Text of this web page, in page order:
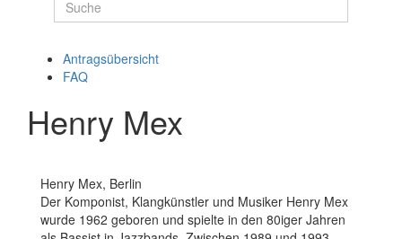
Antragsübersicht
FAQ
Henry Mex
Henry Mex, Berlin
Der Komponist, Klangkünstler und Musiker Henry Mex
wurde 1962 geboren und spielte in den 80iger Jahren